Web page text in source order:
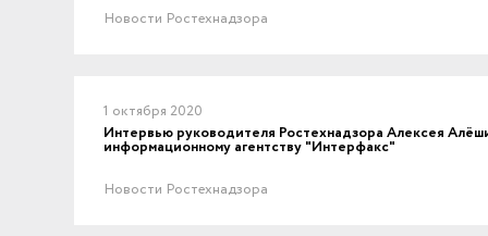
Новости Ростехнадзора
1 октября 2020
Интервью руководителя Ростехнадзора Алексея
информационному агентству "Интерфакс"
Новости Ростехнадзора